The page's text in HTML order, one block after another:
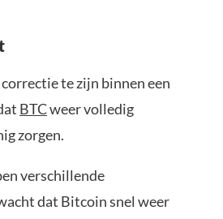
te zijn binnen een
BTCweer volledig
zorgen.
verschillende
dat Bitcoin snel weer